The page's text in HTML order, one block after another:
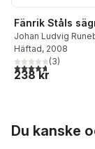
Fänrik Ståls
Johan Ludvig
Häftad, 2008
4,7utav 5 stjärnor.
(3)
238 kr
Du kanske